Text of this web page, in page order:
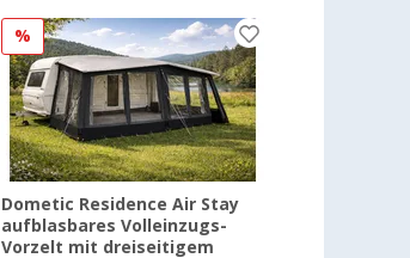
%
Dometic Residence Air Stay
aufblasbares Volleinzugs-
Vorzelt mit dreiseitigem